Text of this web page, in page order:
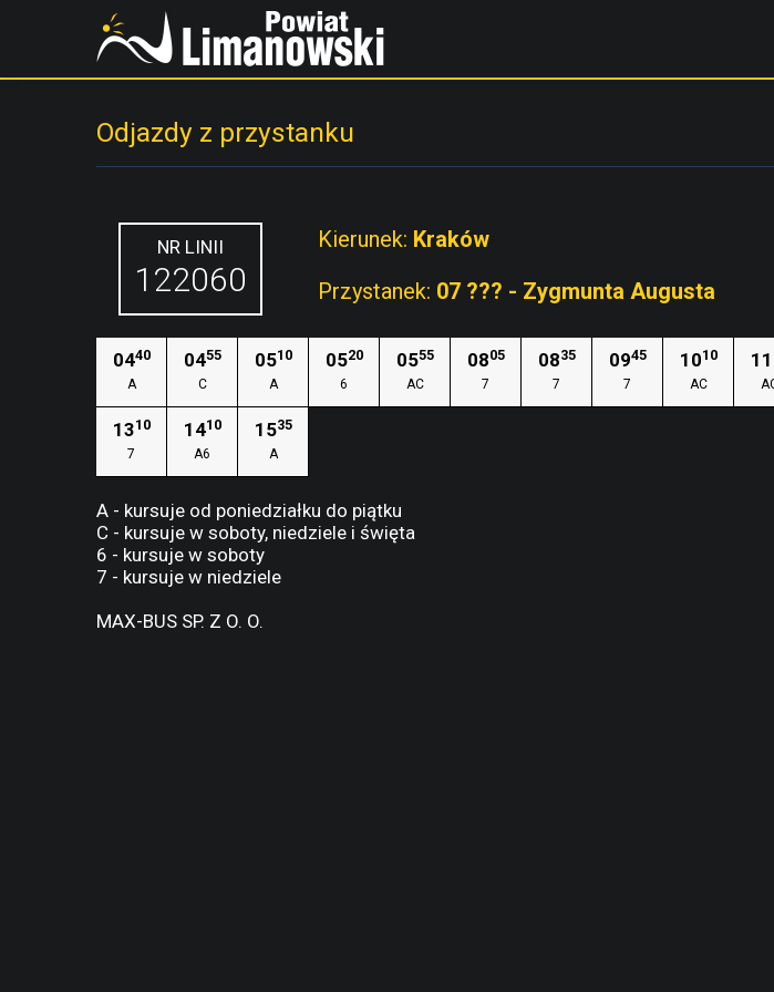
Odjazdy z przystanku
NR LINII
122060
Kierunek: Kraków
Przystanek: 07 ??? - Zygmunta Augusta
0440
A
0455
C
0510
A
0520
6
0555
AC
0805
7
0835
7
0945
7
1010
AC
11
1310
7
1410
A6
1535
A
A - kursuje od poniedziałku do piątku
C - kursuje w soboty, niedziele i święta
6 - kursuje w soboty
7 - kursuje w niedziele
MAX-BUS SP. Z O. O.